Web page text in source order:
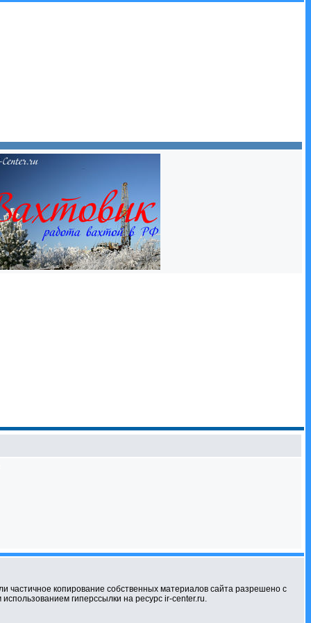
копирование собственных материалов сайта разрешено с
гиперссылки на ресурс ir-center.ru.